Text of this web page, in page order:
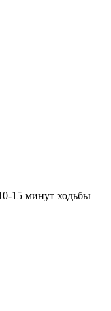
15 минут ходьбы